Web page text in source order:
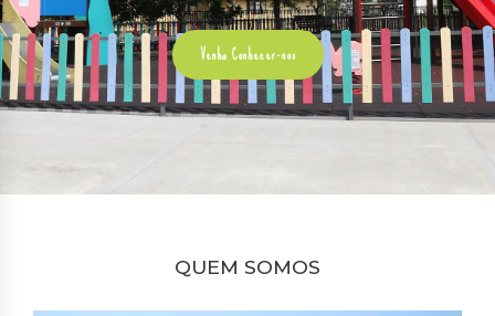
Venha Conhecer-nos
QUEM SOMOS